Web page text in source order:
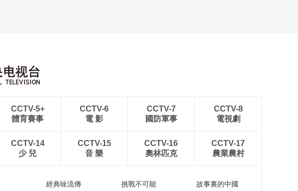
CCTV-5+
體育賽事
CCTV-6
電 影
CCTV-7
國防軍事
CCTV-8
電視劇
CCTV-14
少 兒
CCTV-15
音 樂
CCTV-16
奧林匹克
CCTV-17
農業農村
經典咏流傳 挑戰不可能 故事裏的中國